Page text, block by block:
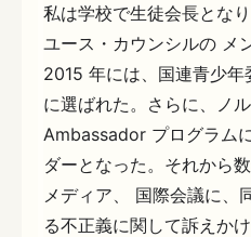
私は学校で生徒会長とな
ユース・カウンシルの メ
2015 年には、国連青少
に選ばれた。さらに、ノ
Ambassador プログラム
ダーとなった。それから
メディア、 国際会議に、
る不正義に関して訴えかけ